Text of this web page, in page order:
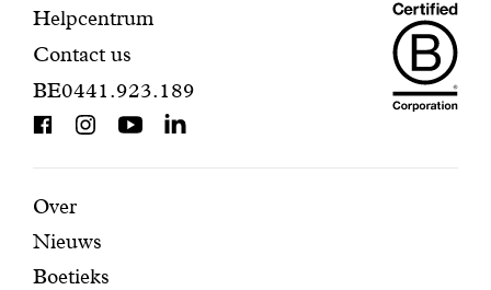
Contactinformatie
Helpcentrum
Contact us
BE0441.923.189
Aanbevolen
pagina's
Secundaire
navigatie
Over
Nieuws
Boetieks
is